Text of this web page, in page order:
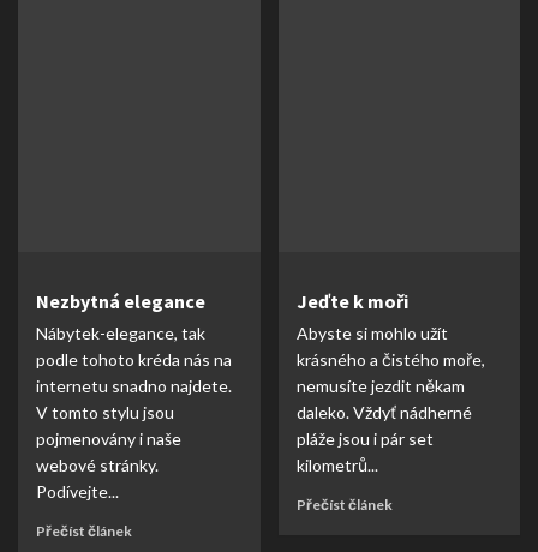
Nezbytná elegance
Nábytek-elegance, tak
podle tohoto kréda nás na
internetu snadno najdete.
V tomto stylu jsou
pojmenovány i naše
webové stránky.
Podívejte...
Přečíst článek
Jeďte k moři
Abyste si mohlo užít
krásného a čistého moře,
nemusíte jezdit někam
daleko. Vždyť nádherné
pláže jsou i pár set
kilometrů...
Přečíst článek